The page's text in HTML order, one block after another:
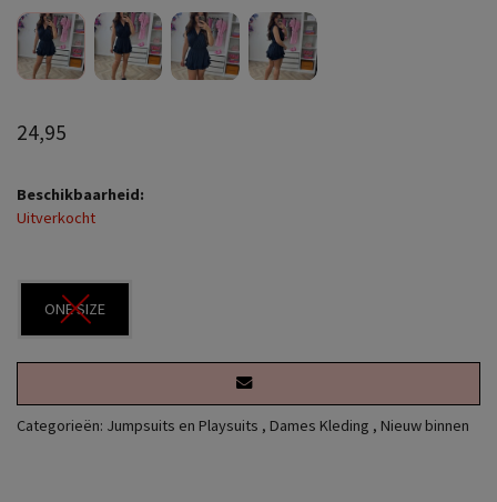
24,95
Beschikbaarheid:
Uitverkocht
ONE SIZE
Categorieën: Jumpsuits en Playsuits , Dames Kleding , Nieuw binnen